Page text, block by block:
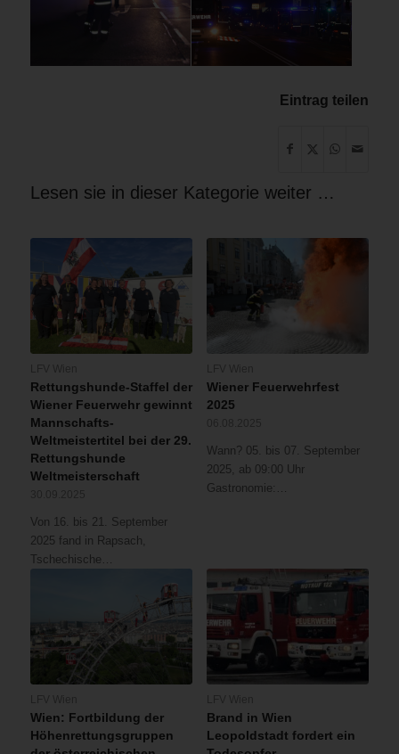
Eintrag teilen
Lesen sie in dieser Kategorie weiter …
Rettungshunde-Staffel der
Wiener Feuerwehr gewinnt
Mannschafts-
Weltmeistertitel bei der 29.
Rettungshunde
Weltmeisterschaft
Von 16. bis 21. September
2025 fand in Rapsach,
Tschechische…
Wiener Feuerwehrfest
2025
Wann? 05. bis 07. September
2025, ab 09:00 Uhr
Gastronomie:…
Wien: Fortbildung der
Höhenrettungsgruppen
Brand in Wien
Leopoldstadt fordert ein